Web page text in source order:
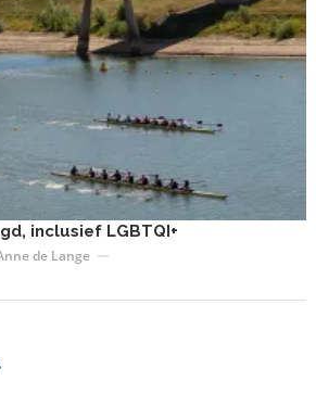
inclusief LGBTQI+
de Lange